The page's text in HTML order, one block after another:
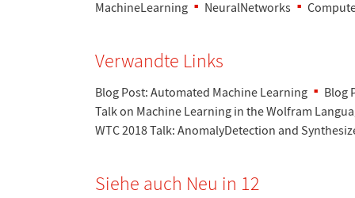
MachineLearning NeuralNetworks
Verwandte Links
Blog Post: Automated Machine Learning
Blog
Talk on Machine Learning in the Wolfram
WTC 2018 Talk: AnomalyDetection and
Siehe auch Neu in 12